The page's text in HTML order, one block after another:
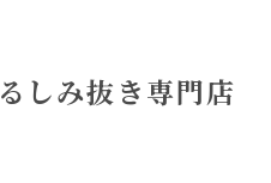
しみ抜き専門店